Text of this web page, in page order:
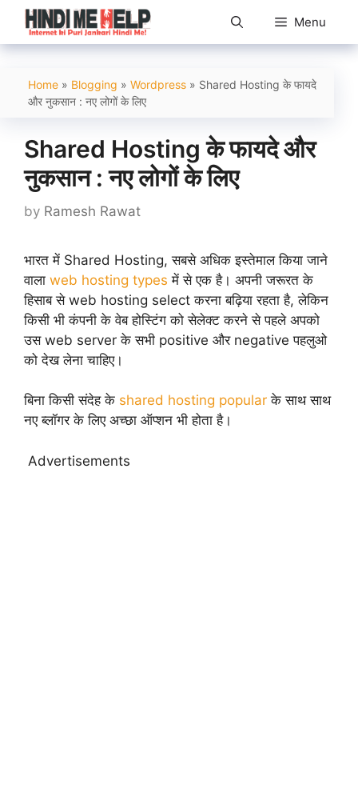
Skip
content
Menu
Home » Blogging » Wordpress » Shared Hosting के फायदे
और नुकसान : नए लोगों के लिए
Shared Hosting के फायदे और
नुकसान : नए लोगों के लिए
by Ramesh Rawat
भारत में Shared Hosting, सबसे अधिक इस्तेमाल किया जाने
वाला web hosting types में से एक है। अपनी जरूरत के
हिसाब से web hosting select करना बढ़िया रहता है, लेकिन
किसी भी कंपनी के वेब होस्टिंग को सेलेक्ट करने से पहले अपको
उस web server के सभी positive और negative पहलुओ
को देख लेना चाहिए।
बिना किसी संदेह के shared hosting popular के साथ साथ
नए ब्लॉगर के लिए अच्छा ऑप्शन भी होता है।
Advertisements